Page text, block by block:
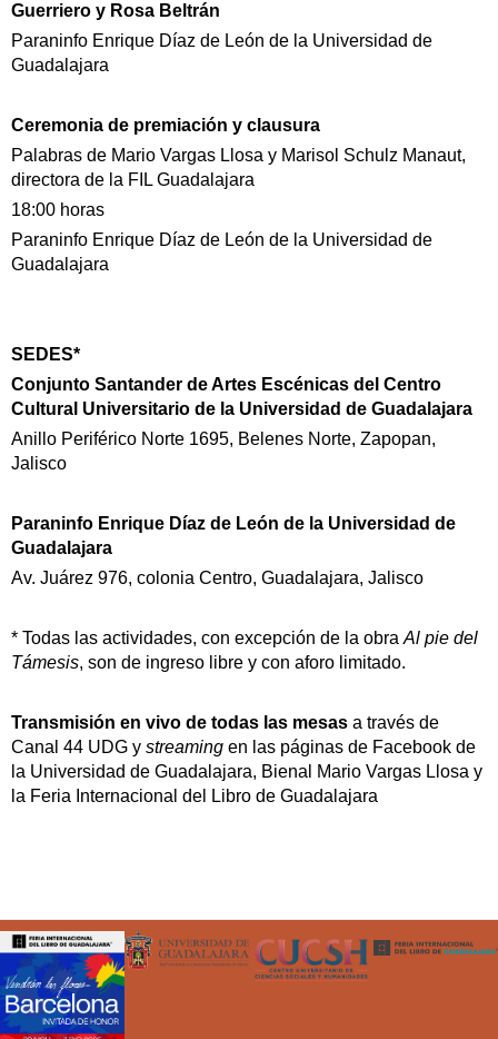
Guerriero y Rosa Beltrán
Paraninfo Enrique Díaz de León de la Universidad de
Guadalajara
Ceremonia de premiación y clausura
Palabras de Mario Vargas Llosa y Marisol Schulz Manaut,
directora de la FIL Guadalajara
18:00 horas
Paraninfo Enrique Díaz de León de la Universidad de
Guadalajara
SEDES*
Conjunto Santander de Artes Escénicas del Centro
Cultural Universitario de la Universidad de Guadalajara
Anillo Periférico Norte 1695, Belenes Norte, Zapopan,
Jalisco
Paraninfo Enrique Díaz de León de la Universidad de
Guadalajara
Av. Juárez 976, colonia Centro, Guadalajara, Jalisco
* Todas las actividades, con excepción de la obraAl pie del
Támesis, son de ingreso libre y con aforo limitado.
Transmisión en vivo de todas las mesas a través de
Canal 44 UDG y streaming en las páginas de Facebook de
la Universidad de Guadalajara, Bienal Mario Vargas Llosa y
la Feria Internacional del Libro de Guadalajara